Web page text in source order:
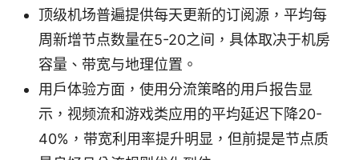
顶级机场普遍提供每天更新的订阅源，平均每
周新增节点数量在5-20之间，具体取决于机房
容量、带宽与地理位置。
用户体验方面，使用分流策略的用户报告显
示，视频流和游戏类应用的平均延迟下降20-
40%，带宽利用率提升明显，但前提是节点质